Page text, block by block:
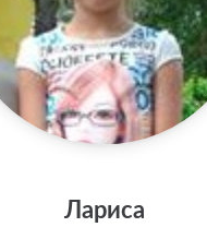
Лариса